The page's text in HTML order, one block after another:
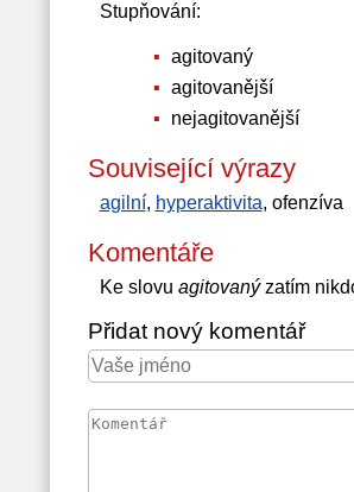
Stupňování:
agitovaný
agitovanější
nejagitovanější
Související výrazy
agilní, hyperaktivita, ofenzíva
Komentáře
Ke slovu agitovanýzatím
Přidat nový komentář